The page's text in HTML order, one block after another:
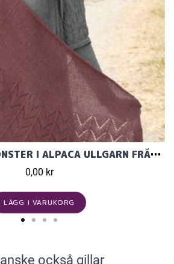
SJAL MED VÅGMÖNSTER I ALPACA ULLGARN FRÅN GARNSTUD
0,00 kr
LÄGG I VARUKORG
också gillar